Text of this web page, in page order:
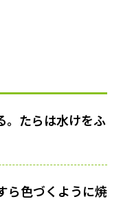
。たらは水けをふ
ら色づくように焼